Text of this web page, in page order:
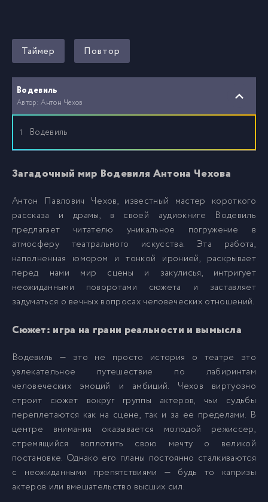
Таймер Повтор
Водевиль
Автор: Антон Чехов
1 Водевиль
Загадочный мир Водевиля Антона Чехова
Антон Павлович Чехов, известный мастер короткого
рассказа и драмы, в своей аудиокниге Водевиль
предлагает читателю уникальное погружение в
атмосферу театрального искусства. Эта работа,
наполненная юмором и тонкой иронией, раскрывает
перед нами мир сцены и закулисья, интригует
неожиданными поворотами сюжета и заставляет
задуматься о вечных вопросах человеческих отношений.
Сюжет: игра на грани реальности и вымысла
Водевиль — это не просто история о театре это
увлекательное путешествие по лабиринтам
человеческих эмоций и амбиций. Чехов виртуозно
строит сюжет вокруг группы актеров, чьи судьбы
переплетаются как на сцене, так и за ее пределами. В
центре внимания оказывается молодой режиссер,
стремящийся воплотить свою мечту о великой
постановке. Однако его планы постоянно сталкиваются
с неожиданными препятствиями — будь то капризы
актеров или вмешательство высших сил.